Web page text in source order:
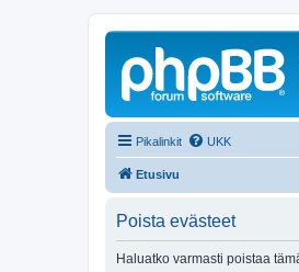
Pikalinkit UKK
Etusivu
Poista evästeet
Haluatko varmasti poistaa